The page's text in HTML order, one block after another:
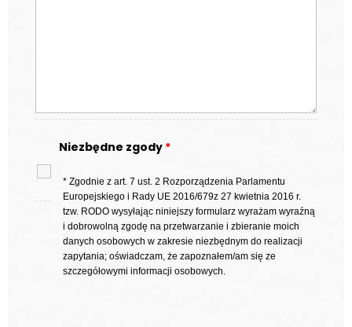
Niezbędne zgody *
* Zgodnie z art. 7 ust. 2 Rozporządzenia Parlamentu
Europejskiego i Rady UE 2016/679z 27 kwietnia 2016 r.
tzw. RODO wysyłając niniejszy formularz wyrażam wyraźną
i dobrowolną zgodę na przetwarzanie i zbieranie moich
danych osobowych w zakresie niezbędnym do realizacji
zapytania; oświadczam, że zapoznałem/am się ze
szczegółowymi informacji osobowych.